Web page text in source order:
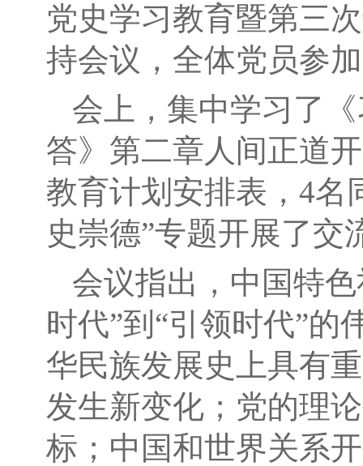
党史学习教育暨第三
持会议，全体党员参
会上，集中学习了
答》第二章人间正道
教育计划安排表，4名
史崇德”专题开展了交
会议指出，中国特
时代”到“引领时代”
华民族发展史上具有
发生新变化；党的理
标；中国和世界关系